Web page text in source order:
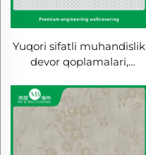
Yuqori sifatli muhandislik
devor qoplamalari,
o'tmish xonasi,
mehmonxona, uy-ro'zg'or
paxta va linnen bir rangli
devor qoplamasi, yengil